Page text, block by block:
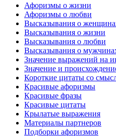
Афоризмы о жизни
Афоризмы о любви
Высказывания о
Высказывания о жизни
Высказывания о любви
Высказывания о
Значение выражений на
Значение и
Короткие цитаты со
Красивые афоризмы
Красивые фразы
Красивые цитаты
Крылатые выражения
Материалы партнеров
Подборки афоризмов